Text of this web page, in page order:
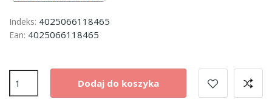
Indeks: 4025066118465
Ean: 4025066118465
Dodaj do koszyka